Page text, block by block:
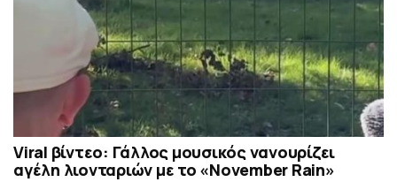
Viral βίντεο: Γάλλος μουσικός νανουρίζει
αγέλη λιονταριών με το «November Rain»